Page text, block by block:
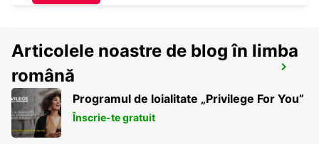
SWINDON
SWINDON - UNITED KINGDOM
Articolele noastre de blog în limba
română
Programul de loialitate „Privilege For You”
Înscrie-te gratuit